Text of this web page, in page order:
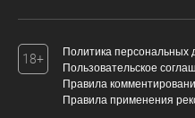
18+
Политика персональных
Пользовательское
Правила
Правила применения